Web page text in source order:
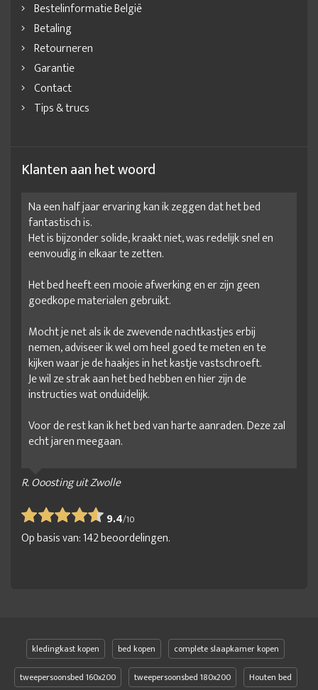
Bestelinformatie België
Betaling
Retourneren
Garantie
Contact
Tips & trucs
Klanten aan het woord
Na een half jaar ervaring kan ik zeggen dat het bed
fantastisch is.
Het is bijzonder solide, kraakt niet, was redelijk snel en
eenvoudig in elkaar te zetten.
Het bed heeft een mooie afwerking en er zijn geen
goedkope materialen gebruikt.
Mocht je net als ik de zwevende nachtkastjes erbij
nemen, adviseer ik wel om heel goed te meten en te
kijken waar je de haakjes in het kastje vastschroeft.
Je wil ze strak aan het bed hebben en hier zijn de
instructies wat onduidelijk.
Voor de rest kan ik het bed van harte aanraden. Deze zal
echt jaren meegaan.
R. Ooosting uit Zwolle
9.4/10
Op basis van:142beoordelingen.
kledingkast kopen bed kopen
complete slaapkamer kopen
tweepersoonsbed 160x200
tweepersoonsbed 180x200 Houten bed